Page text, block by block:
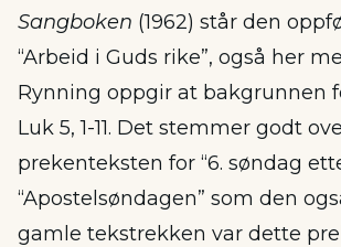
Sangboken (1962) står den
“Arbeid i Guds rike”, også her
Rynning oppgir at bakgrunnen
Luk 5, 1-11. Det stemmer godt
prekenteksten for “6. søndag
“Apostelsøndagen” som den
gamle tekstrekken var dette